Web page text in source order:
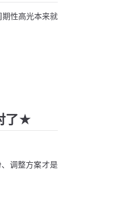
期性高光本来就
了★
调整方案才是